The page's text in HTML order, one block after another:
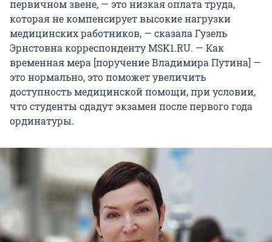
первичном звене, — это низкая оплата труда,
которая не компенсирует высокие нагрузки
медицинских работников, — сказала Гузель
Эрнстовна корреспонденту MSK1.RU. — Как
временная мера [поручение Владимира Путина] —
это нормально, это поможет увеличить
доступность медицинской помощи, при условии,
что студенты сдадут экзамен после первого года
ординатуры.